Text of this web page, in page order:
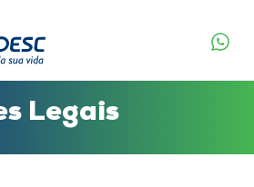
Legais